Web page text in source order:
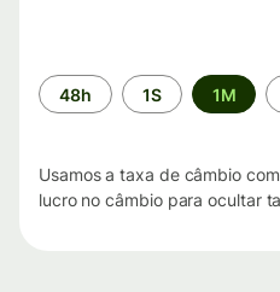
Período
de
48h 1S 1M
Usamos a taxa de câmbio
lucro no câmbio para ocultar